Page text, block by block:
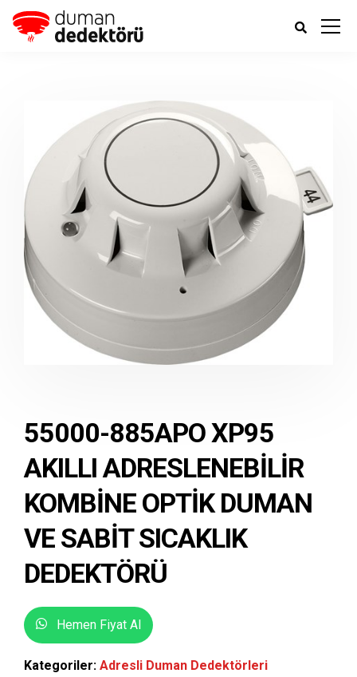
55000-885APO XP95
AKILLI ADRESLENEBILIR
KOMBINE OPTIK DUMAN
VE SABIT SICAKLIK
DEDEKTÖRÜ
Hemen Fiyat Al
Kategoriler: Adresli Duman Dedektörleri